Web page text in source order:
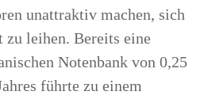
unattraktiv machen, sich
leihen. Bereits eine
Notenbank von 0,25
führte zu einem